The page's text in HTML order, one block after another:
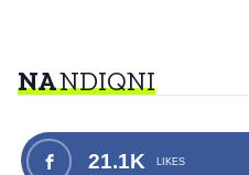
NANDIQNI
21.1K LIKES